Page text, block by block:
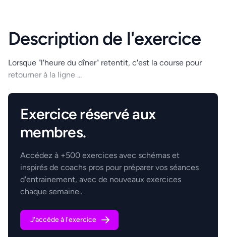
Description de l'exercice
Lorsque "l'heure du dîner" retentit, c'est la course pour
retourner à la ligne ...
.
Exercice réservé aux
membres.
Accédez à +500 exercices avec schémas et
inspirés de coachs pros pour préparer vos séances
d'entrainement, avec de nouveaux exercices
chaque semaine..
J'accède à l'exercice